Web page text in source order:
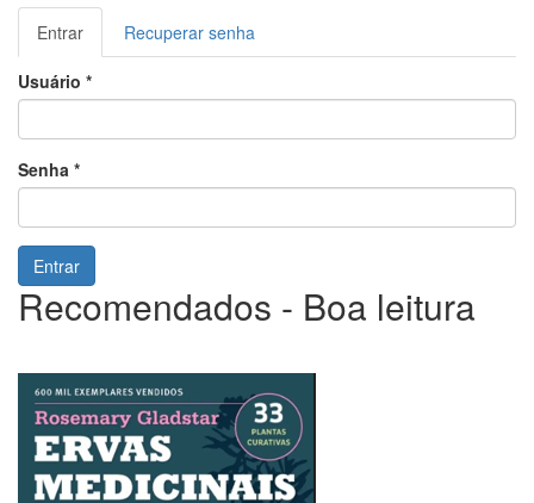
Abas
primárias
Entrar
ativa)
Recuperar senha
Usuário *
Senha *
Entrar
Recomendados - Boa leitura